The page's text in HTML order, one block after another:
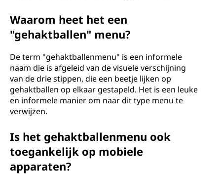
Waarom heet het een
"gehaktballen" menu?
De term "gehaktballenmenu" is een informele
naam die is afgeleid van de visuele verschijning
van de drie stippen, die een beetje lijken op
gehaktballen op elkaar gestapeld. Het is een leuke
en informele manier om naar dit type menu te
verwijzen.
Is het gehaktballenmenu ook
toegankelijk op mobiele
apparaten?